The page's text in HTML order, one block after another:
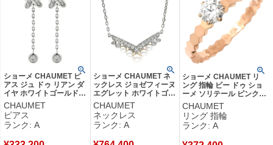
ショーメ CHAUMET ピ
アス ジュ ドゥ リアン ダ
イヤ ホワイトゴールド
750 18K WG 【中古】中
古美品
CHAUMET
ピアス
ランク: A
ショーメ CHAUMET ネ
ックレス ジョゼフィーヌ
エグレット ホワイトゴー
ルド K18 750 WG ダイヤ
モンド アコヤパール
084966 【保証書】 【中
古】中古美品
CHAUMET
ネックレス
ランク: A
ショーメ CHAUMET リ
ング 指輪 ビー ドゥ ショ
ーメ ソリテール ピンクゴ
ールド #51(JP11) Bee
My Love ダイヤ 10.5号
J4NG00 【中古】中古美
品
CHAUMET
リング 指輪
ランク: A